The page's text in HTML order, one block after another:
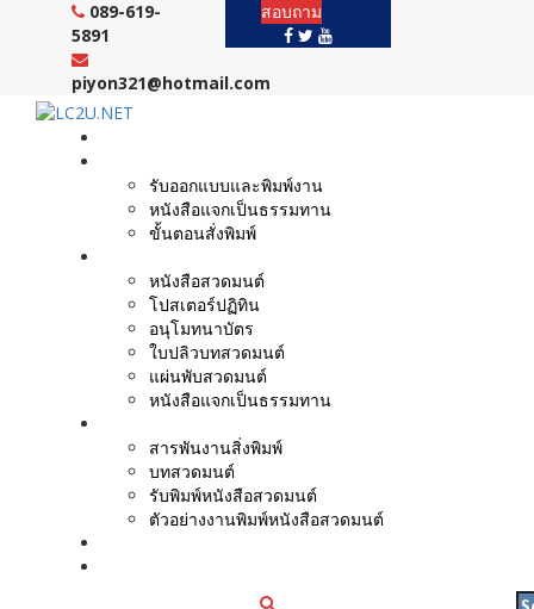
089-619-
5891
piyon321@hotmail.com
สอบถาม
รับออกแบบและพิมพ์งาน
หนังสือแจกเป็นธรรมทาน
ขั้นตอนสั่งพิมพ์
หนังสือสวดมนต์
โปสเตอร์ปฏิทิน
อนุโมทนาบัตร
ใบปลิวบทสวดมนต์
แผ่นพับสวดมนต์
หนังสือแจกเป็นธรรมทาน
สารพันงานสิ่งพิมพ์
บทสวดมนต์
รับพิมพ์หนังสือสวดมนต์
ตัวอย่างงานพิมพ์หนังสือสวดมนต์